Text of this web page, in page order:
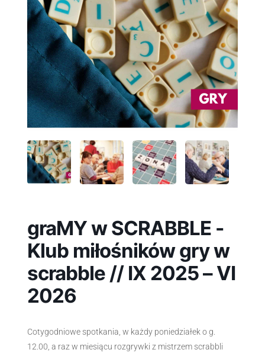
graMY w SCRABBLE -
Klub miłośników gry w
scrabble // IX 2025 – VI
2026
Cotygodniowe spotkania, w każdy poniedziałek o g.
12.00, a raz w miesiącu rozgrywki z mistrzem scrabbli